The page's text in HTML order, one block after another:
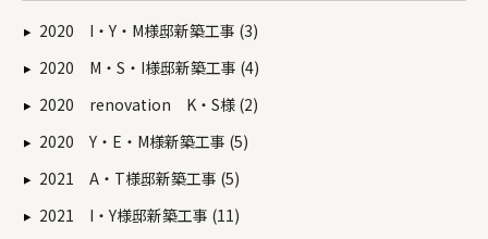
2020 I・Y・M様邸新築工事 (3)
2020 M・S・I様邸新築工事 (4)
2020 renovation K・S様 (2)
2020 Y・E・M様新築工事 (5)
2021 A・T様邸新築工事 (5)
2021 I・Y様邸新築工事 (11)